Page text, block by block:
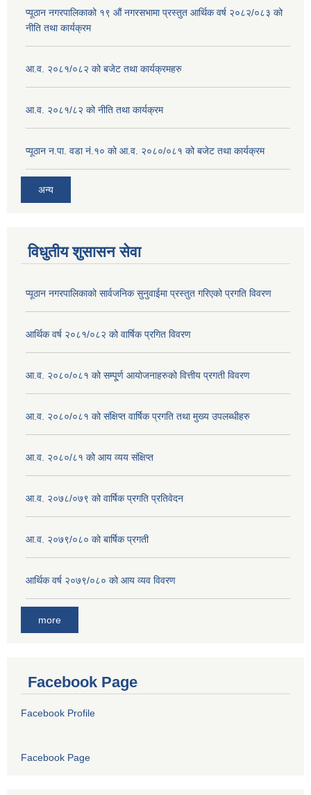
प्यूठान नगरपालिकाको १९ औं नगरसभामा प्रस्तुत आर्थिक वर्ष २०८२/०८३ को
नीति तथा कार्यक्रम
आ.व. २०८१/०८२ को बजेट तथा कार्यक्रमहरु
आ.व. २०८१/८२ को नीति तथा कार्यक्रम
प्यूठान न.पा. वडा नं.१० को आ.व. २०८०/०८१ को बजेट तथा कार्यक्रम
अन्य
विधुतीय शुसासन सेवा
प्यूठान नगरपालिकाको सार्वजनिक सुनुवाईमा प्रस्तुत गरिएको प्रगति विवरण
आर्थिक वर्ष २०८१/०८२ को वार्षिक प्रगित विवरण
आ.व. २०८०/०८१ को सम्पू्र्ण आयोजनाहरुको वित्तीय प्रगती विवरण
आ.व. २०८०/०८१ को संक्षिप्त वार्षिक प्रगति तथा मुख्य उपलब्धीहरु
आ.व. २०८०/८१ को आय व्यय संक्षिप्त
आ.व. २०७८/०७९ को वार्षिक प्रगति प्रतिवेदन
आ.व. २०७९/०८० को बार्षिक प्रगती
आर्थिक वर्ष २०७९/०८० को आय व्यव विवरण
more
Facebook Page
Facebook Profile
Facebook Page